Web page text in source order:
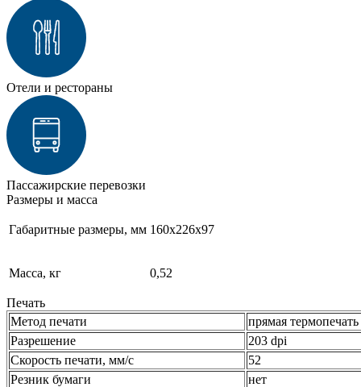
Отели и рестораны
Пассажирские перевозки
Размеры и масса
Габаритные размеры, мм 160х226х97
Масcа, кг 0,52
Печать
Метод печати
прямая термопечать
Разрешение
203 dpi
Скорость печати, мм/с
52
Резник бумаги
нет